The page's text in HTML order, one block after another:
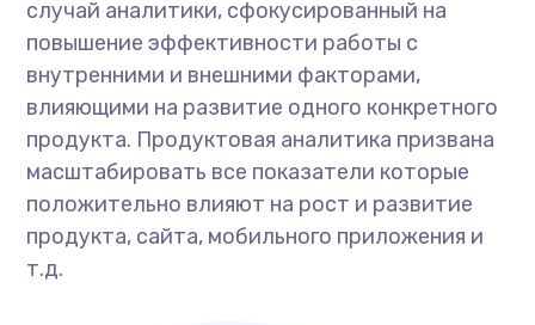
случай аналитики, сфокусированный на
повышение эффективности работы с
внутренними и внешними факторами,
влияющими на развитие одного конкретного
продукта. Продуктовая аналитика призвана
масштабировать все показатели которые
положительно влияют на рост и развитие
продукта, сайта, мобильного приложения и
т.д.